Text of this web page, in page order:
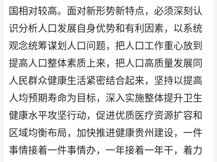
国相对较高。面对新形势新特点，必须深刻认
识分析人口发展自身优势和有利因素，以系统
观念统筹谋划人口问题，把人口工作重心放到
提高人口整体素质上来，把人口高质量发展同
人民群众健康生活紧密结合起来，坚持以提高
人均预期寿命为目标，深入实施整体提升卫生
健康水平攻坚行动，促进优质医疗资源扩容和
区域均衡布局，加快推进健康贵州建设，一件
事情接着一件事情办，一年接着一年干，着力